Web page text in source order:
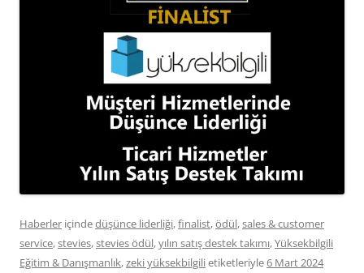
Haberler içindedüşünce liderliği,finalist,ödül,sales & customer
service,stevies,stevies ödül,yılın satış destek takımı,Yüksekbilgili
Eğitim & Danışmanlık,zeki yüksekbilgilietiketleriyle6 Mart 2024